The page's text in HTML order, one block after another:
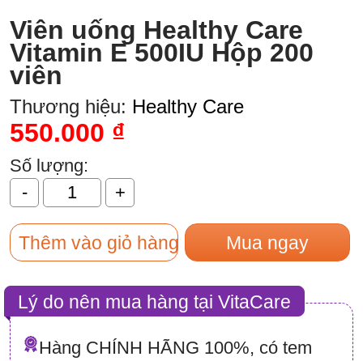
Viên uống Healthy Care
Vitamin E 500IU Hộp 200
viên
Thương hiệu: Healthy Care
550.000 ₫
Số lượng:
Thêm vào giỏ hàng Mua ngay
Lý do nên mua hàng tại VitaCare
Hàng CHÍNH HÃNG 100%, có tem